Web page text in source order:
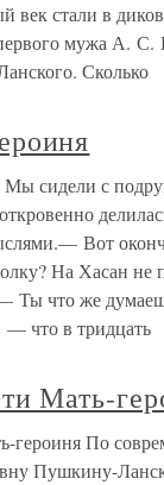
век стали в
мужа А.
Сколько
сидели с
Вот
На Хасан
Ты что же
— что в тридцать
Мать-
героиня По
Пушкину-